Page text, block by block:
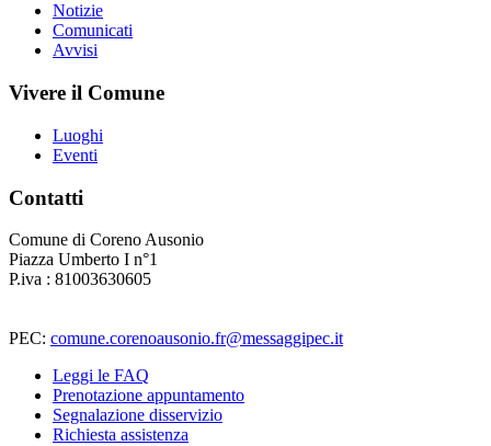
Notizie
Comunicati
Avvisi
Vivere il Comune
Luoghi
Eventi
Contatti
Comune di Coreno Ausonio
Piazza Umberto I n°1
P.iva : 81003630605
PEC: comune.corenoausonio.fr@messaggipec.it
Leggi le FAQ
Prenotazione appuntamento
Segnalazione disservizio
Richiesta assistenza